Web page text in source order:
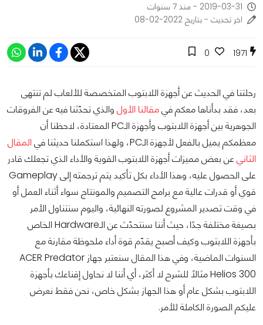
2019-03-31 - منذ 7 سنوات
اخر تحديث - بتاريخ 2022-02-08
1971
0
رحلتنا في الحديث عن أجهزة اللابتوب المتخصصة للألعاب لم تنتهى
بعد، فقد بدأناها معكم فيمقالنا الأول والذي تحدّثنا فيه عن الفروقات
الجوهرية بين أجهزة اللابتوب وأجهزة الـPC المعتادة، لاحظنا أن
معظمكم يميل بالفعل لأجهزة الـPC، ولهذا استكملنا حديثنا في
المقال
الثانيعن بعض مميزات أجهزة اللابتوب القوية والأداء الذي تجعلك قادر
على الحصول عليه، وهذا الأداء بكل تأكيد يتم ترجمته إلى Gameplay
قوي أو قدرات عالية مع برامج التصميم والمونتاج سواء أثناء العمل أو
في وقت تصدير المشروع لصورته النهائية، واليوم سنتناول الأمر
بصيغة مختلفة جدًا، حيث أننا سنتحدّث عن الـHardware الخاص
بأجهزة اللابتوب وكيف أصبح يقدّم قوة أداء ملحوظة مقارنة مع
السنوات الماضية، وفي هذا المقال سنعتبر جهاز ACER Predator
Helios 300 مثالًا للشرح لا أكثر، أي أننا لا نحاول إقناعك بأجهزة
اللابتوب بشكل عام أو هذا الجهاز بشكل خاص، نحن فقط نعرض
عليكم الصورة الكاملة للأمر.